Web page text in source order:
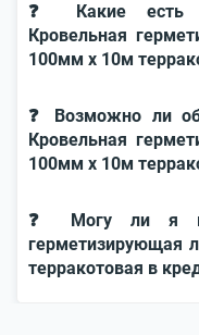
❓ Какие есть
Кровельная
100мм x 10м
❓ Возможно ли
Кровельная
100мм x 10м
❓ Могу ли я
герметизирующая
терракотовая в